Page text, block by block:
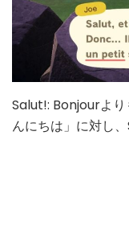
ィ
ン
グ
イ
ベ
ン
ト
の
Salut!: Bonjourよ
んにちは」に対し